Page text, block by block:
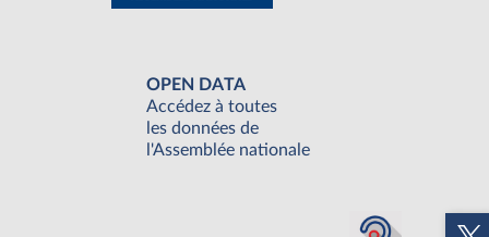
OPEN DATA
Accédez à toutes
les données de
l'Assemblée nationale